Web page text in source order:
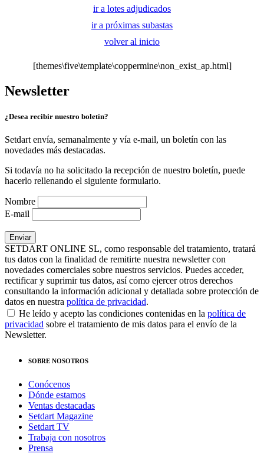
ir a lotes adjudicados
ir a próximas subastas
volver al inicio
[themes\five\template\coppermine\non_exist_ap.html]
Newsletter
¿Desea recibir nuestro boletín?
Setdart envía, semanalmente y vía e-mail, un boletín con las
novedades más destacadas.
Si todavía no ha solicitado la recepción de nuestro boletín, puede
hacerlo rellenando el siguiente formulario.
Nombre
E-mail
SETDART ONLINE SL, como responsable del tratamiento, tratará
tus datos con la finalidad de remitirte nuestra newsletter con
novedades comerciales sobre nuestros servicios. Puedes acceder,
rectificar y suprimir tus datos, así como ejercer otros derechos
consultando la información adicional y detallada sobre protección de
datos en nuestra política de privacidad.
He leído y acepto las condiciones contenidas en la política de
privacidad sobre el tratamiento de mis datos para el envío de la
Newsletter.
SOBRE NOSOTROS
Conócenos
Dónde estamos
Ventas destacadas
Setdart Magazine
Setdart TV
Trabaja con nosotros
Prensa